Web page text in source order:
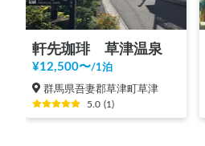
軒先珈琲 草津温泉
¥12,500〜/1泊
群馬県吾妻郡草津町草津
5.0 (1)